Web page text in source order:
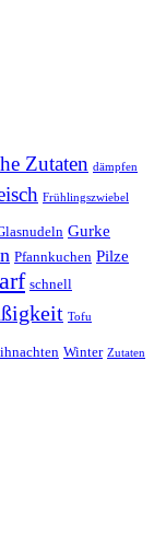
Zutaten dämpfen
Frühlingszwiebel
Gurke
Pfannkuchen Pilze
schnell
Tofu
Winter Zutaten